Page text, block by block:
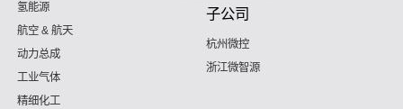
氢能源
航空 & 航天
动力总成
工业气体
精细化工
子公司
杭州微控
浙江微智源